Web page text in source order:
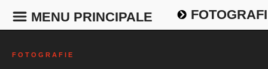
MENU PRINCIPALE
F O T O G R A F I E